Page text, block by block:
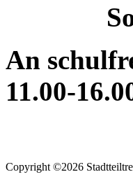
An
11.00-
Copyright ©2026